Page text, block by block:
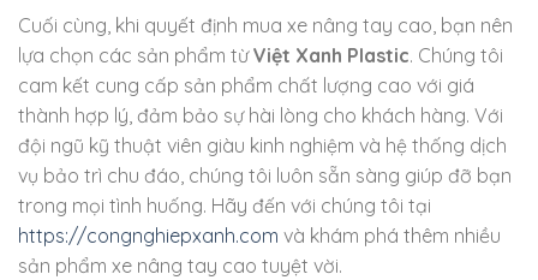
Cuối cùng, khi quyết định mua xe nâng tay cao, bạn nên
lựa chọn các sản phẩm từViệt Xanh Plastic. Chúng tôi
cam kết cung cấp sản phẩm chất lượng cao với giá
thành hợp lý, đảm bảo sự hài lòng cho khách hàng. Với
đội ngũ kỹ thuật viên giàu kinh nghiệm và hệ thống dịch
vụ bảo trì chu đáo, chúng tôi luôn sẵn sàng giúp đỡ bạn
trong mọi tình huống. Hãy đến với chúng tôi tại
https://congnghiepxanh.com và khám phá thêm nhiều
sản phẩm xe nâng tay cao tuyệt vời.